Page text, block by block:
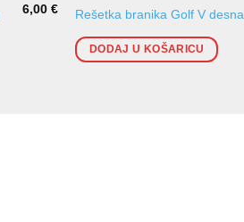
6,00 € Rešetka branika Golf V desna
DODAJ U KOŠARICU